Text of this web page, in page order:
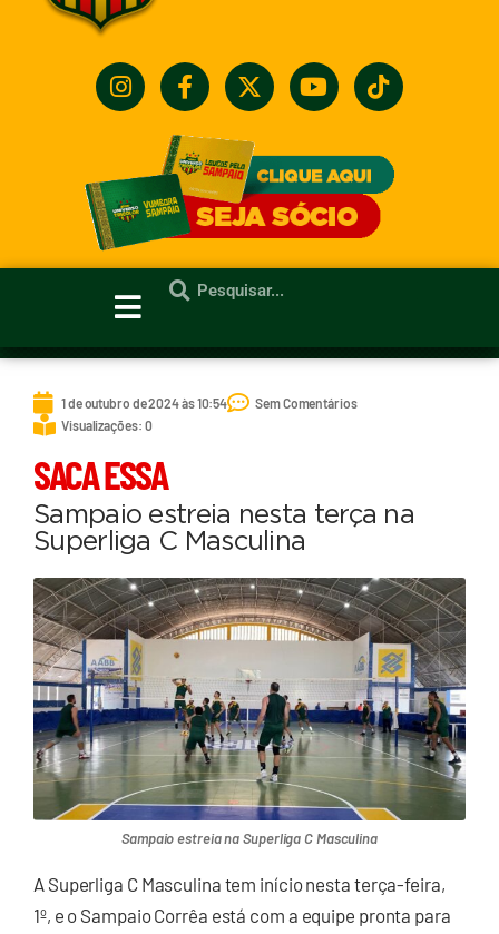
1 de outubro de 2024 às 10:54
Sem Comentários
Visualizações: 0
SACA ESSA
Sampaio estreia nesta terça na
Superliga C Masculina
Sampaio estreia na Superliga C Masculina
A Superliga C Masculina tem início nesta terça-feira,
1º, e o Sampaio Corrêa está com a equipe pronta para